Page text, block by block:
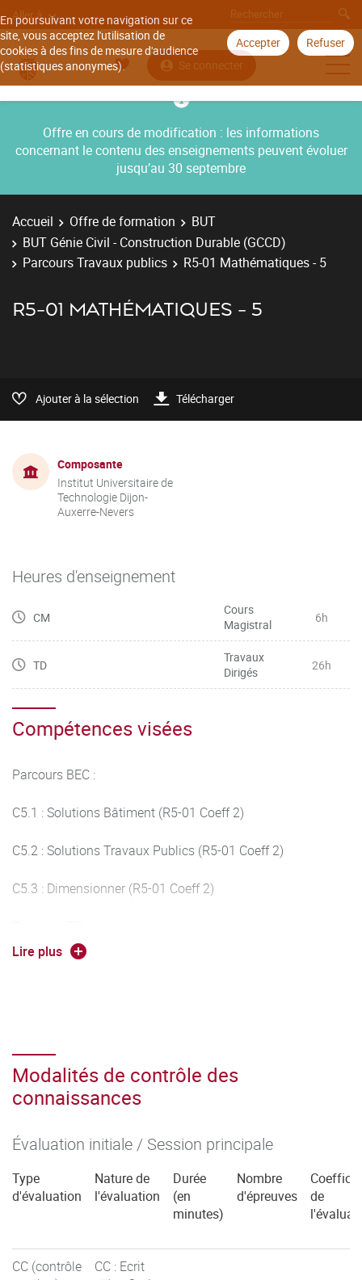
En poursuivant votre navigation sur ce
site, vous acceptez l'utilisation de
cookies à des fins de mesure d'audience
(statistiques anonymes).
Accepter Refuser
Aller à
Se connecter
Offre en cours de modification : les informations
concernant le contenu des enseignements peuvent évoluer
jusqu’au 30 septembre
Accueil Offre de formation
BUT
BUT Génie Civil - Construction Durable (GCCD)
Parcours Travaux publics
R5-01 Mathématiques - 5
R5-01 MATHÉMATIQUES - 5
Ajouter à la sélection Télécharger
Composante
Institut Universitaire de
Technologie Dijon-
Auxerre-Nevers
Heures d'enseignement
CM
Cours
Magistral
6h
TD
Travaux
Dirigés
26h
Compétences visées
Parcours BEC :
C5.1 : Solutions Bâtiment (R5-01 Coeff 2)
C5.2 : Solutions Travaux Publics (R5-01 Coeff 2)
C5.3 : Dimensionner (R5-01 Coeff 2)
C5.2 : Solutions Travaux Publics (R5-01 Coeff 2)
Parcours TB :
C5.4 : Organiser (R5-01 Coeff 2)
C5.5 : Piloter (R5-01 Coeff 2)
Lire plus
Modalités de contrôle des
connaissances
Évaluation initiale / Session principale
Type
d'évaluation
Nature de
l'évaluation
Durée
(en
minutes)
Nombre
d'épreuves
de
CC (contrôle
CC : Ecrit